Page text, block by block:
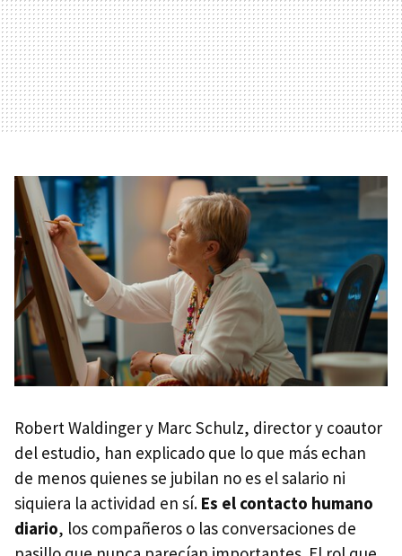
Robert Waldinger y Marc Schulz, director y coautor
del estudio, han explicado que lo que más echan
de menos quienes se jubilan no es el salario ni
siquiera la actividad en sí. Es el contacto humano
diario, los compañeros o las conversaciones de